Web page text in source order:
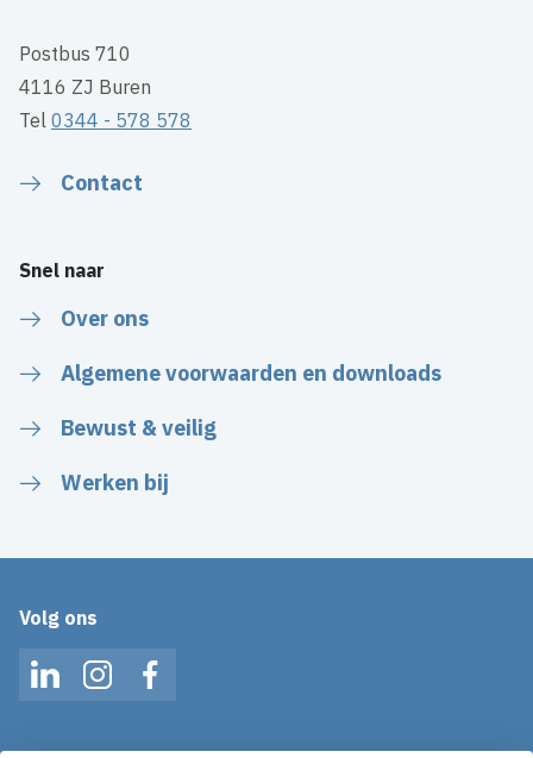
Postbus 710
4116 ZJ Buren
Tel0344 - 578 578
Contact
Snel naar
Over ons
Algemene voorwaarden en downloads
Bewust & veilig
Werken bij
Volg ons
LinkedInInstagramFacebook